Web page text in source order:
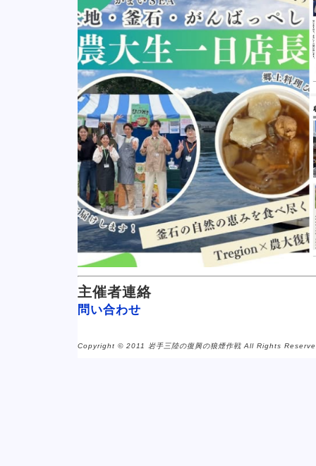
主催者連絡
問い合わせ
Copyright © 2011 岩手三陸の復興の狼煙作戦 All Rights